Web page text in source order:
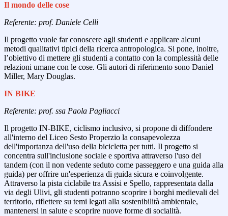
Il mondo delle cose
Referente: prof. Daniele Celli
Il progetto vuole far conoscere agli studenti e applicare alcuni
metodi qualitativi tipici della ricerca antropologica. Si pone, inoltre,
l’obiettivo di mettere gli studenti a contatto con la complessità delle
relazioni umane con le cose. Gli autori di riferimento sono Daniel
Miller, Mary Douglas.
IN BIKE
Referente: prof. ssa Paola Pagliacci
Il progetto IN-BIKE, ciclismo inclusivo, si propone di diffondere
all'interno del Liceo Sesto Properzio la consapevolezza
dell'importanza dell'uso della bicicletta per tutti. Il progetto si
concentra sull'inclusione sociale e sportiva attraverso l'uso del
tandem (con il non vedente seduto come passeggero e una guida alla
guida) per offrire un'esperienza di guida sicura e coinvolgente.
Attraverso la pista ciclabile tra Assisi e Spello, rappresentata dalla
via degli Ulivi, gli studenti potranno scoprire i borghi medievali del
territorio, riflettere su temi legati alla sostenibilità ambientale,
mantenersi in salute e scoprire nuove forme di socialità.